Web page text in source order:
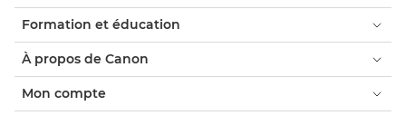
Formation et éducation
À propos de Canon
Mon compte